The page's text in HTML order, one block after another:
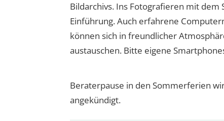
Bildarchivs. Ins Fotografieren mit
Einführung. Auch erfahrene
können sich in freundlicher
austauschen. Bitte eigene
Beraterpause in den Sommerferien
angekündigt.